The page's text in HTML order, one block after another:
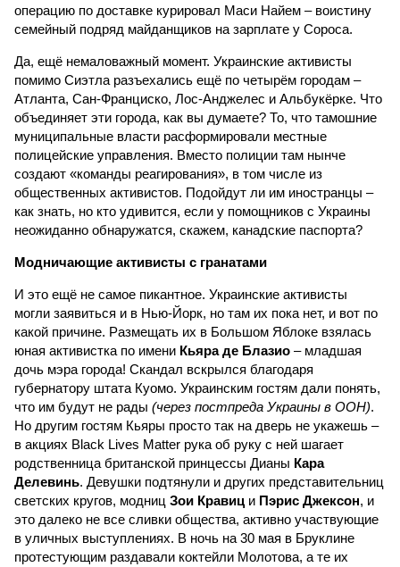
операцию по доставке курировал Маси Найем – воистину
семейный подряд майданщиков на зарплате у Сороса.
Да, ещё немаловажный момент. Украинские активисты
помимо Сиэтла разъехались ещё по четырём городам –
Атланта, Сан-Франциско, Лос-Анджелес и Альбукёрке. Что
объединяет эти города, как вы думаете? То, что тамошние
муниципальные власти расформировали местные
полицейские управления. Вместо полиции там нынче
создают «команды реагирования», в том числе из
общественных активистов. Подойдут ли им иностранцы –
как знать, но кто удивится, если у помощников с Украины
неожиданно обнаружатся, скажем, канадские паспорта?
Модничающие активисты с гранатами
И это ещё не самое пикантное. Украинские активисты
могли заявиться и в Нью-Йорк, но там их пока нет, и вот по
какой причине. Размещать их в Большом Яблоке взялась
юная активистка по имени Кьяра де Блазио – младшая
дочь мэра города! Скандал вскрылся благодаря
губернатору штата Куомо. Украинским гостям дали понять,
что им будут не рады (через постпреда Украины в ООН).
Но другим гостям Кьяры просто так на дверь не укажешь –
в акциях Black Lives Matter рука об руку с ней шагает
родственница британской принцессы Дианы Кара
Делевинь. Девушки подтянули и других представительниц
светских кругов, модниц Зои Кравиц и Пэрис Джексон, и
это далеко не все сливки общества, активно участвующие
в уличных выступлениях. В ночь на 30 мая в Бруклине
протестующим раздавали коктейли Молотова, а те их